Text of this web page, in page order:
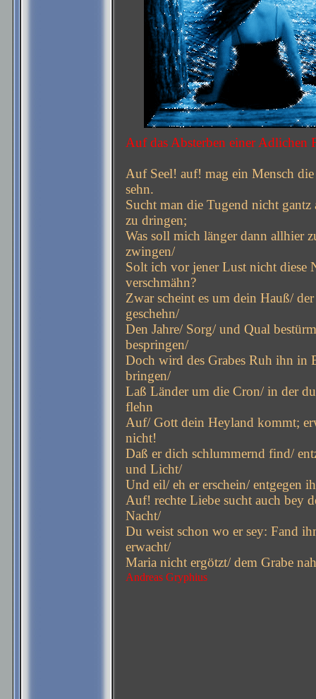
Auf das Absterben einer Adlichen
Auf Seel! auf! mag ein Mensch
sehn.
Sucht man die Tugend nicht gantz
zu dringen;
Was soll mich länger dann allhier
zwingen/
Solt ich vor jener Lust nicht diese
verschmähn?
Zwar scheint es um dein Hauß/
geschehn/
Den Jahre/ Sorg/ und Qual
bespringen/
Doch wird des Grabes Ruh ihn in
bringen/
Laß Länder um die Cron/ in der
flehn
Auf/ Gott dein Heyland kommt;
nicht!
Daß er dich schlummernd find/
und Licht/
Und eil/ eh er erschein/ entgegen
Auf! rechte Liebe sucht auch bey
Nacht/
Du weist schon wo er sey: Fand
erwacht/
Maria nicht ergötzt/ dem Grabe
Andreas Gryphius